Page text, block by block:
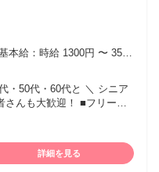
本給：時給 1300円 〜 3500
方は OPEN後に通勤型も可
＼高
ので 未経験でも安心して
通勤圏内の方も
軽にご相談OK ／ こん
・50代・60代と ＼ シニア
倒くさい ☆自分のペースで
詳細を見る